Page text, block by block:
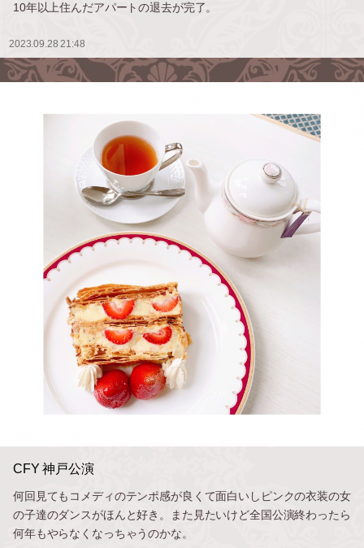
10年以上住んだアパートの退去が完了。
2023.09.28 21:48
CFY 神戸公演
何回見てもコメディのテンポ感が良くて面白いしピンクの衣装の女
の子達のダンスがほんと好き。また見たいけど全国公演終わったら
何年もやらなくなっちゃうのかな。